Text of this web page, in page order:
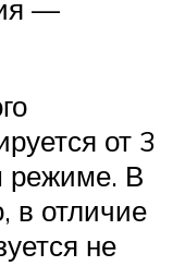
—
от 3
режиме. В
в отличие
не